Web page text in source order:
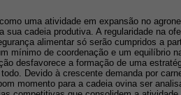
uma atividade em expansão no
sua cadeia produtiva. A regularidade na
alimentar só serão cumpridos a
mínimo de coordenação e um equilíbrio
desfavorece a formação de uma
Devido à crescente demanda por
momento para a cadeia ovina ser